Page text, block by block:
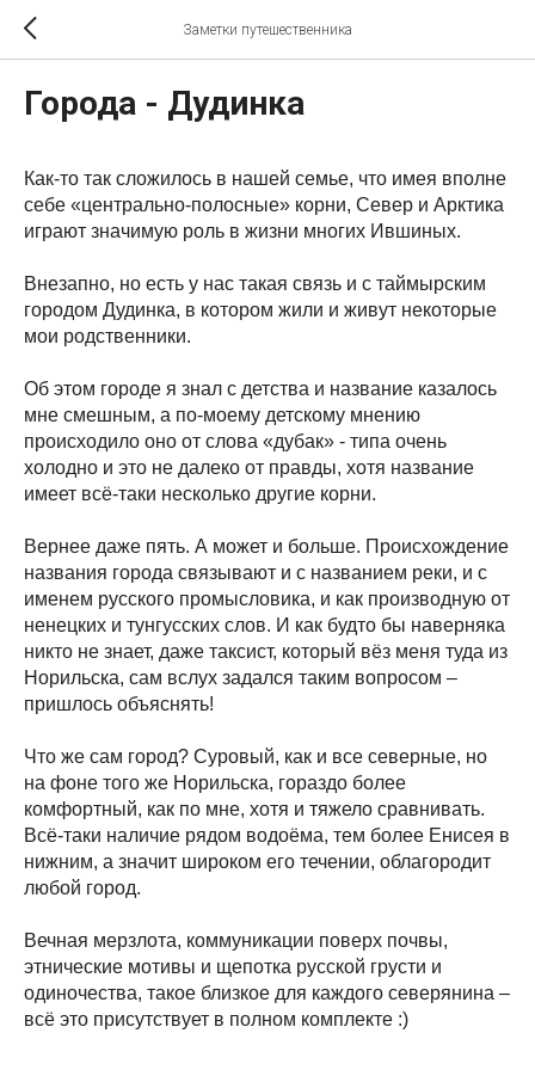
Заметки путешественника
Города - Дудинка
Как-то так сложилось в нашей семье, что имея вполне
себе «центрально-полосные» корни, Север и Арктика
играют значимую роль в жизни многих Ившиных.
Внезапно, но есть у нас такая связь и с таймырским
городом Дудинка, в котором жили и живут некоторые
мои родственники.
Об этом городе я знал с детства и название казалось
мне смешным, а по-моему детскому мнению
происходило оно от слова «дубак» - типа очень
холодно и это не далеко от правды, хотя название
имеет всё-таки несколько другие корни.
Вернее даже пять. А может и больше. Происхождение
названия города связывают и с названием реки, и с
именем русского промысловика, и как производную от
ненецких и тунгусских слов. И как будто бы наверняка
никто не знает, даже таксист, который вёз меня туда из
Норильска, сам вслух задался таким вопросом –
пришлось объяснять!
Что же сам город? Суровый, как и все северные, но
на фоне того же Норильска, гораздо более
комфортный, как по мне, хотя и тяжело сравнивать.
Всё-таки наличие рядом водоёма, тем более Енисея в
нижним, а значит широком его течении, облагородит
любой город.
Вечная мерзлота, коммуникации поверх почвы,
этнические мотивы и щепотка русской грусти и
одиночества, такое близкое для каждого северянина –
всё это присутствует в полном комплекте :)